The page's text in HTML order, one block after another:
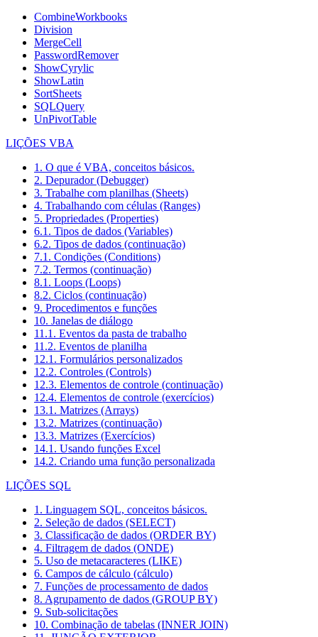
CombineWorkbooks
Division
MergeCell
PasswordRemover
ShowCyrylic
ShowLatin
SortSheets
SQLQuery
UnPivotTable
LIÇÕES VBA
1. O que é VBA, conceitos básicos.
2. Depurador (Debugger)
3. Trabalhe com planilhas (Sheets)
4. Trabalhando com células (Ranges)
5. Propriedades (Properties)
6.1. Tipos de dados (Variables)
6.2. Tipos de dados (continuação)
7.1. Condições (Conditions)
7.2. Termos (continuação)
8.1. Loops (Loops)
8.2. Ciclos (continuação)
9. Procedimentos e funções
10. Janelas de diálogo
11.1. Eventos da pasta de trabalho
11.2. Eventos de planilha
12.1. Formulários personalizados
12.2. Controles (Controls)
12.3. Elementos de controle (continuação)
12.4. Elementos de controle (exercícios)
13.1. Matrizes (Arrays)
13.2. Matrizes (continuação)
13.3. Matrizes (Exercícios)
14.1. Usando funções Excel
14.2. Criando uma função personalizada
LIÇÕES SQL
1. Linguagem SQL, conceitos básicos.
2. Seleção de dados (SELECT)
3. Classificação de dados (ORDER BY)
4. Filtragem de dados (ONDE)
5. Uso de metacaracteres (LIKE)
6. Campos de cálculo (cálculo)
7. Funções de processamento de dados
8. Agrupamento de dados (GROUP BY)
9. Sub-solicitações
10. Combinação de tabelas (INNER JOIN)